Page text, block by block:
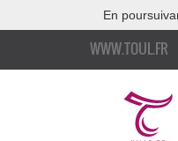
En
WWW.TOUL.FR